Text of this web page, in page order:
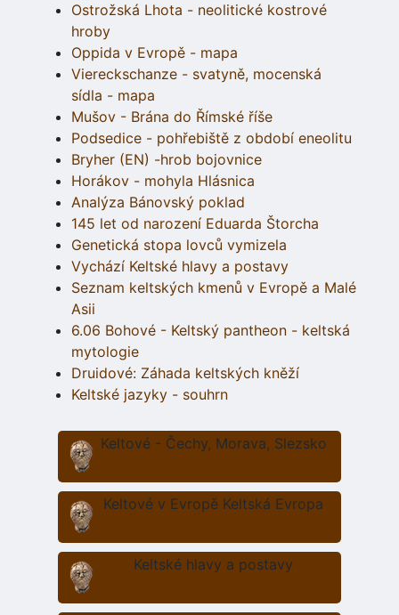
Ostrožská Lhota - neolitické kostrové
hroby
Oppida v Evropě - mapa
Viereckschanze - svatyně, mocenská
sídla - mapa
Mušov - Brána do Římské říše
Podsedice - pohřebiště z období eneolitu
Bryher (EN) -hrob bojovnice
Horákov - mohyla Hlásnica
Analýza Bánovský poklad
145 let od narození Eduarda Štorcha
Genetická stopa lovců vymizela
Vychází Keltské hlavy a postavy
Seznam keltských kmenů v Evropě a Malé
Asii
6.06 Bohové - Keltský pantheon - keltská
mytologie
Druidové: Záhada keltských kněží
Keltské jazyky - souhrn
Keltové - Čechy, Morava, Slezsko
Keltové v Evropě Keltská Evropa
Keltské hlavy a postavy